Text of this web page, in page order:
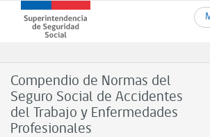
contenido
Superintendencia
de
(SUSESO)
-
Gobierno
de
Chile
Compendio de Normas del
Seguro Social de Accidentes
del Trabajo y Enfermedades
Profesionales